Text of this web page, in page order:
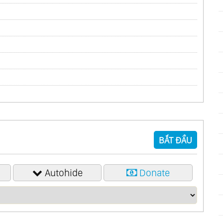
Vol.1
Vol.2
West Lake
Of Kitaro Vol.1
Of Kitaro Vol.2
Of Kitaro Vol.3
Of Kitaro Vol.4
Full Moon Story
BẮT ĐẦU
Autohide Donate